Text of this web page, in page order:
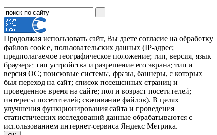
Продолжая использовать сайт, Вы даете согласие на обработку
файлов cookie, пользовательских данных (IP-адрес;
предполагаемое географическое положение; тип, версия, язык
браузера; тип устройства и разрешение его экрана; тип и
версия ОС; поисковые системы, фразы, баннеры, с которых
был переход на сайт; список посещенных страниц и
проведенное время на сайте; пол и возраст посетителей;
интересы посетителей; скачивание файлов). В целях
улучшения функционирования сайта и проведения
статистических исследований данные обрабатываются с
использованием интернет-сервиса Яндекс Метрика.